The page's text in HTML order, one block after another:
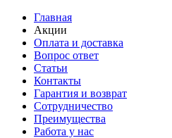
Главная
Акции
Оплата и доставка
Вопрос ответ
Статьи
Контакты
Гарантия и возврат
Сотрудничество
Преимущества
Работа у нас